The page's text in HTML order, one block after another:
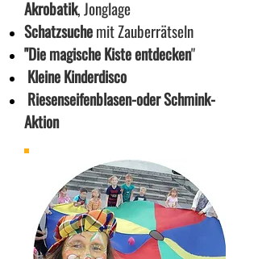
Akrobatik, Jonglage
Schatzsuchemit Zauberrätseln
"Die magische Kiste entdecken"
Kleine Kinderdisco
Riesenseifenblasen-oder Schmink-
Aktion